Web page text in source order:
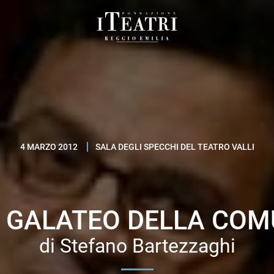
Fondazione
4 MARZO 2012 SALA DEGLI SPECCHI DEL TEATRO VALLI
GALATEO DELLA
di Stefano Bartezzaghi